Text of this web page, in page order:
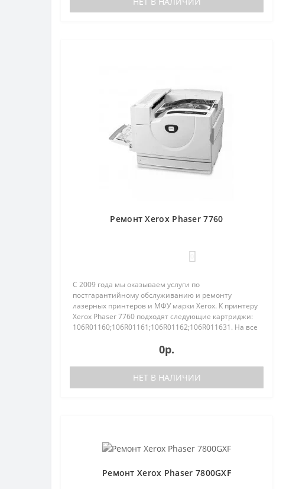
Ремонт Xerox Phaser 7760
С 2009 года мы оказываем услуги по
постгарантийному обслуживанию и ремонту
лазерных принтеров и МФУ марки Xerox. К принтеру
Xerox Phaser 7760 подходят следующие картриджи:
106R01160;106R01161;106R01162;106R011631. На все
0р.
НЕТ В НАЛИЧИИ
Ремонт Xerox Phaser 7800GXF